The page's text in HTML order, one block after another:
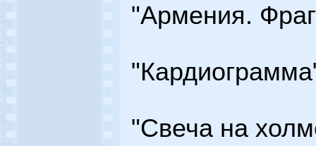
"Армения.
"Свеча на